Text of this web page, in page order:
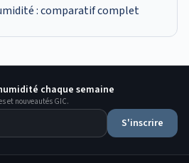
: comparatif complet
chaque semaine
et nouveautés GIC.
S'inscrire